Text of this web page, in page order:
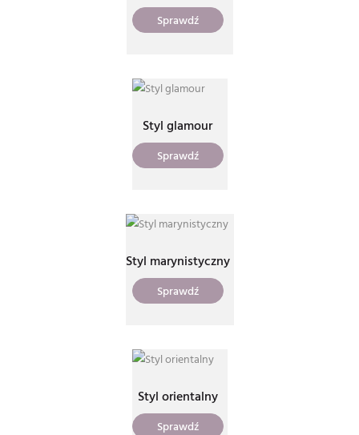
Sprawdź
Styl glamour
Sprawdź
Styl marynistyczny
Sprawdź
Styl orientalny
Sprawdź